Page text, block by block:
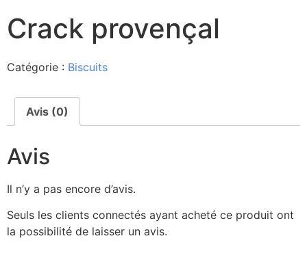
Crack provençal
Catégorie : Biscuits
Avis (0)
Avis
Il n’y a pas encore d’avis.
Seuls les clients connectés ayant acheté ce produit ont
la possibilité de laisser un avis.